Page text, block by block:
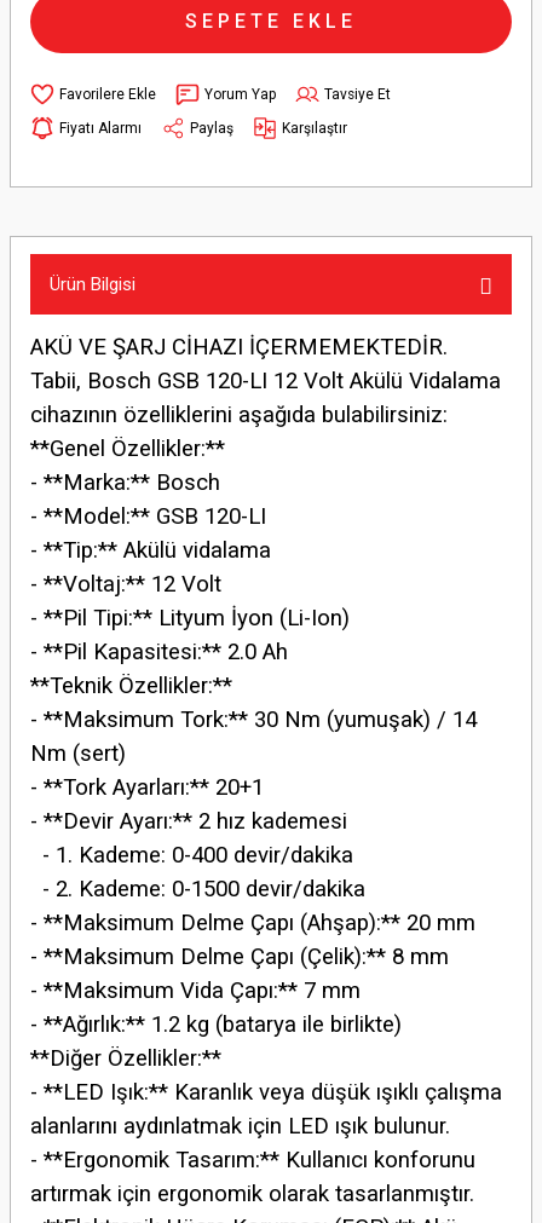
SEPETE EKLE
Yorum Yap
Tavsiye Et
Fiyatı Alarmı
Paylaş Karşılaştır
Ürün Bilgisi
AKÜ VE ŞARJ CİHAZI İÇERMEMEKTEDİR.
Tabii, Bosch GSB 120-LI 12 Volt Akülü Vidalama
cihazının özelliklerini aşağıda bulabilirsiniz:
**Genel Özellikler:**
- **Marka:** Bosch
- **Model:** GSB 120-LI
- **Tip:** Akülü vidalama
- **Voltaj:** 12 Volt
- **Pil Tipi:** Lityum İyon (Li-Ion)
- **Pil Kapasitesi:** 2.0 Ah
**Teknik Özellikler:**
- **Maksimum Tork:** 30 Nm (yumuşak) / 14
Nm (sert)
- **Tork Ayarları:** 20+1
- **Devir Ayarı:** 2 hız kademesi
- 1. Kademe: 0-400 devir/dakika
- 2. Kademe: 0-1500 devir/dakika
- **Maksimum Delme Çapı (Ahşap):** 20 mm
- **Maksimum Delme Çapı (Çelik):** 8 mm
- **Maksimum Vida Çapı:** 7 mm
- **Ağırlık:** 1.2 kg (batarya ile birlikte)
**Diğer Özellikler:**
- **LED Işık:** Karanlık veya düşük ışıklı çalışma
alanlarını aydınlatmak için LED ışık bulunur.
- **Ergonomik Tasarım:** Kullanıcı konforunu
artırmak için ergonomik olarak tasarlanmıştır.